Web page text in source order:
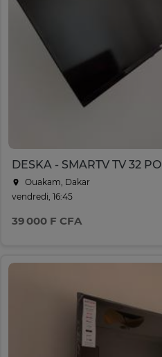
Ouakam, Dakar
vendredi, 16:45
39 000 F CFA